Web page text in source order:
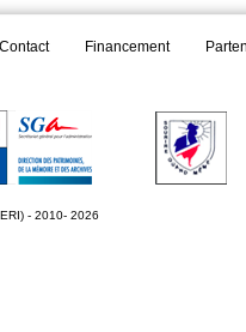
Contact Financement
- 2010- 2026